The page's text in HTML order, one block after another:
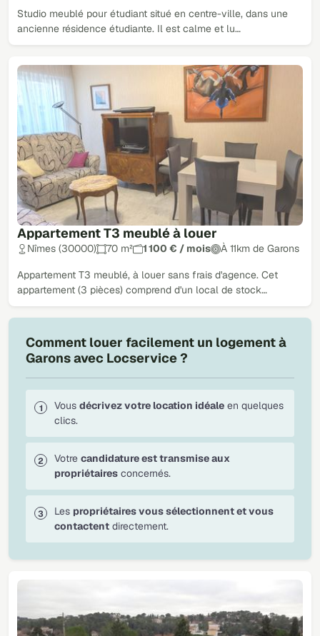
Studio meublé pour étudiant situé en centre-ville, dans une
ancienne résidence étudiante. Il est calme et lu…
Appartement T3 meublé à louer
Nîmes (30000) 70 m² 1 100 € / mois À 11km de Garons
Appartement T3 meublé, à louer sans frais d'agence. Cet
appartement (3 pièces) comprend d'un local de stock…
Comment louer facilement un logement à
Garons avec Locservice ?
Vous décrivez votre location idéale en quelques
clics.
Votre candidature est transmise aux
propriétaires concernés.
Les propriétaires vous sélectionnent et vous
contactent directement.